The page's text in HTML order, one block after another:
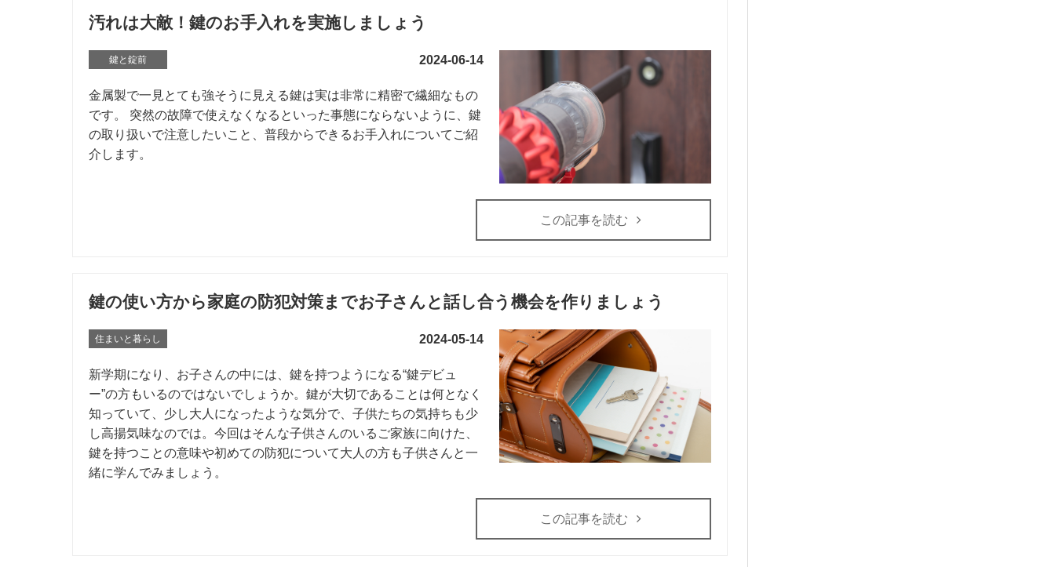
汚れは大敵！鍵のお手入れを実施しましょう
鍵と錠前 2024-06-14
金属製で一見とても強そうに見える鍵は実は非常に精密で繊細なもの
です。 突然の故障で使えなくなるといった事態にならないように、鍵
の取り扱いで注意したいこと、普段からできるお手入れについてご紹
介します。
この記事を読む
鍵の使い方から家庭の防犯対策までお子さんと話し合う機会を作りましょう
住まいと暮らし 2024-05-14
新学期になり、お子さんの中には、鍵を持つようになる“鍵デビュ
ー”の方もいるのではないでしょうか。鍵が大切であることは何となく
知っていて、少し大人になったような気分で、子供たちの気持ちも少
し高揚気味なのでは。今回はそんな子供さんのいるご家族に向けた、
鍵を持つことの意味や初めての防犯について大人の方も子供さんと一
緒に学んでみましょう。
この記事を読む